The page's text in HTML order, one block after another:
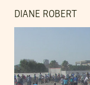
DIANE ROBERT